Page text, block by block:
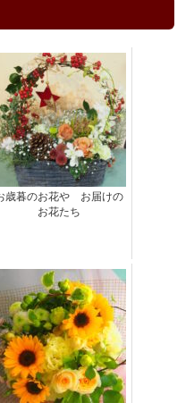
歳暮のお花や お届けの
お花たち